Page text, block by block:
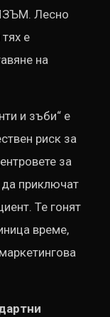
Лесно
е
на
и зъби“ е
риск за
за
приключат
Те гонят
време,